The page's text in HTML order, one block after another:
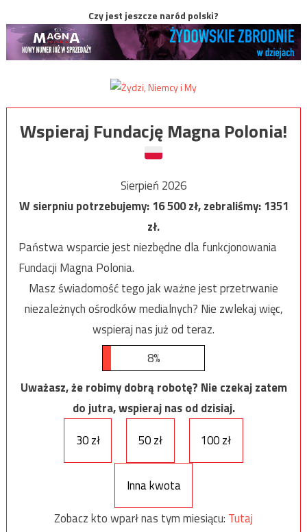
Czy jest jeszcze naród polski?
Wspieraj Fundację Magna Polonia!
Sierpień 2026
W sierpniu potrzebujemy:16 500zł, zebraliśmy:1351
zł.
Państwa wsparcie jest niezbędne dla funkcjonowania
Fundacji Magna Polonia.
Masz świadomość tego jak ważne jest przetrwanie
niezależnych ośrodków medialnych? Nie zwlekaj więc,
wspieraj nas już od teraz.
8%
Uważasz, że robimy dobrą robotę? Nie czekaj zatem
do jutra, wspieraj nas od dzisiaj.
30 zł
50 zł 100 zł
Inna kwota
Zobacz kto wparł nas tym miesiącu: Tutaj